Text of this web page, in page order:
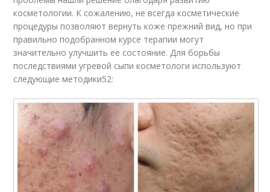
косметологии. К сожалению, не всегда косметические
процедуры позволяют вернуть коже прежний вид, но при
правильно подобранном курсе терапии могут
значительно улучшить ее состояние. Для борьбы
последствиями угревой сыпи косметологи используют
следующие методики52: